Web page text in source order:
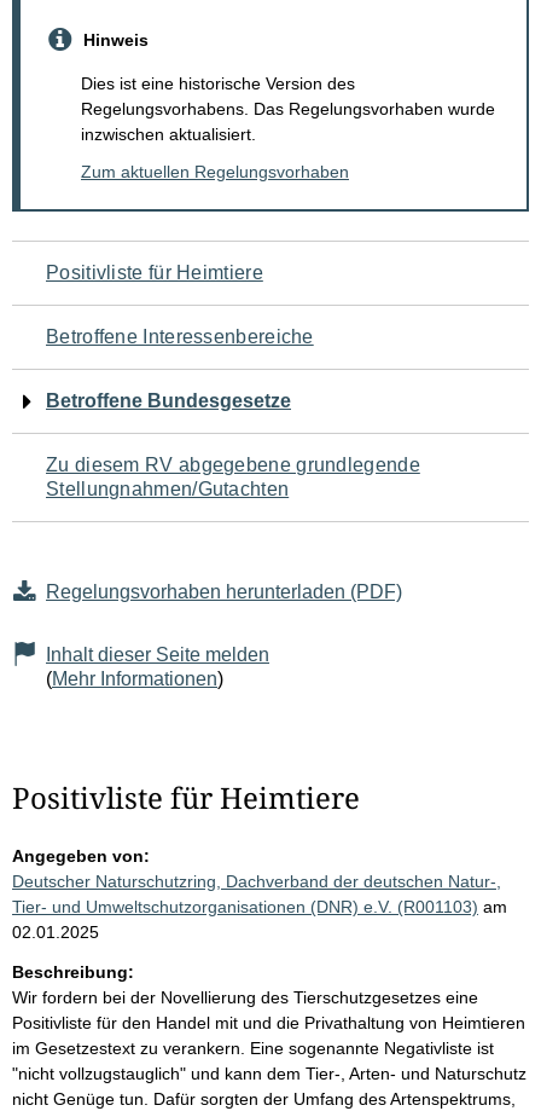
Hinweis
Dies ist eine historische Version des
Regelungsvorhabens. Das Regelungsvorhaben wurde
inzwischen aktualisiert.
Zum aktuellen Regelungsvorhaben
Navigation
für
den
Seiteninhalt
Positivliste für Heimtiere
Betroffene Interessenbereiche
Betroffene Bundesgesetze
Zu diesem RV abgegebene grundlegende
Stellungnahmen/Gutachten
Regelungsvorhaben herunterladen (PDF)
Inhalt dieser Seite melden
(Mehr Informationen)
Positivliste für Heimtiere
Angegeben von:
Deutscher Naturschutzring, Dachverband der deutschen Natur-,
Tier- und Umweltschutzorganisationen (DNR) e.V. (R001103) am
02.01.2025
Beschreibung:
Wir fordern bei der Novellierung des Tierschutzgesetzes eine
Positivliste für den Handel mit und die Privathaltung von Heimtieren
im Gesetzestext zu verankern. Eine sogenannte Negativliste ist
"nicht vollzugstauglich" und kann dem Tier-, Arten- und Naturschutz
nicht Genüge tun. Dafür sorgten der Umfang des Artenspektrums,